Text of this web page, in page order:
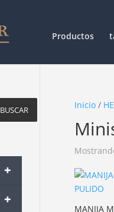
Productos
Inicio/
MANIJA
BUSCAR
+
+